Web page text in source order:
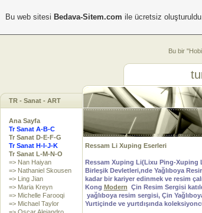
Bu bir
TR - Sanat - ART
Ana Sayfa
Tr Sanat A-B-C
Tr Sanat D-E-F-G
Tr Sanat H-I-J-K
Tr Sanat L-M-N-O
=> Nan Haiyan
=> Nathaniel Skousen
=> Ling Jian
=> Maria Kreyn
=> Michelle Farooqi
=> Michael Taylor
Ressam Li Xuping Eserleri
Ressam Xuping Li(Lixu Ping-Xuping
Birleşik Devletleri,nde Yağlıboya
kadar bir kariyer edinmek ve resim
Kong Modern Çin Resim Sergisi
yağlıboya resim sergisi, Çin
Yurtiçinde ve yurtdışında
Bu web sitesi Bedava-Sitem.com ile ücretsiz